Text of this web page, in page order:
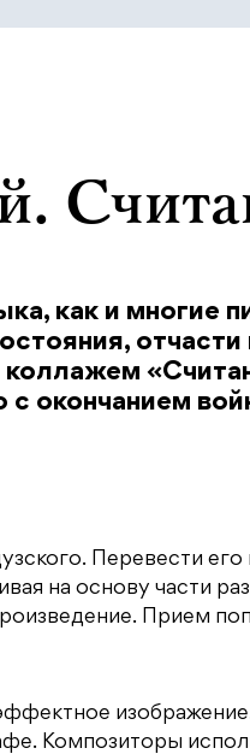
как и многие
коллажем
с окончанием
Перевести его
на основу части
Прием
Композиторы